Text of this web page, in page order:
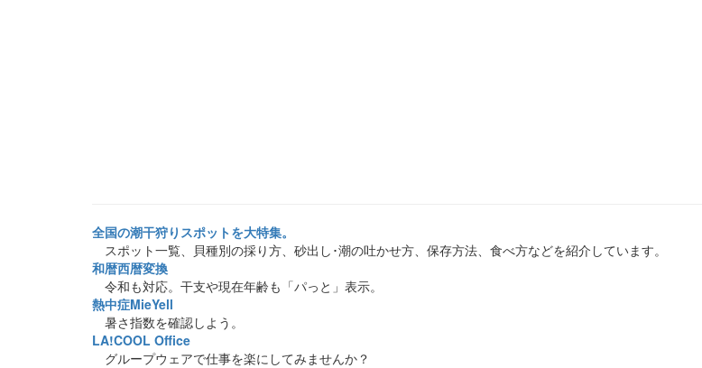
全国の潮干狩りスポットを大特集。
スポット一覧、貝種別の採り方、砂出し･潮の吐かせ方、保存方法、食べ方などを紹介しています。
和暦西暦変換
令和も対応。干支や現在年齢も「パっと」表示。
熱中症MieYell
暑さ指数を確認しよう。
LA!COOL Office
グループウェアで仕事を楽にしてみませんか？